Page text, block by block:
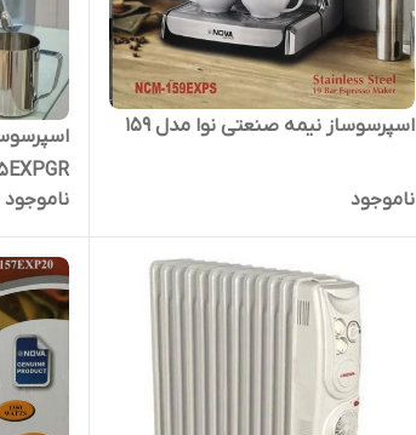
اسپرسوساز نیمه صنعتی نوا مدل 159
ناموجود
ناموجود